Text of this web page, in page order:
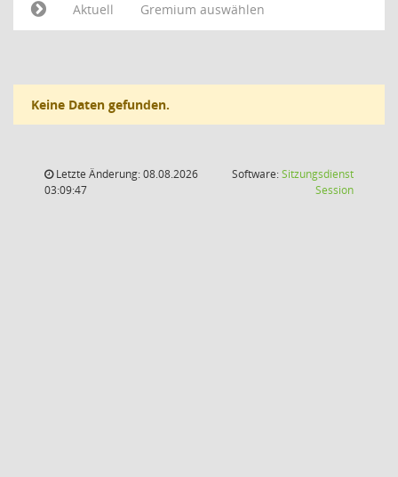
Aktuell
Gremium auswählen
Keine Daten gefunden.
Letzte Änderung: 08.08.2026
03:09:47
Software:Sitzungsdienst
Session(Wird in